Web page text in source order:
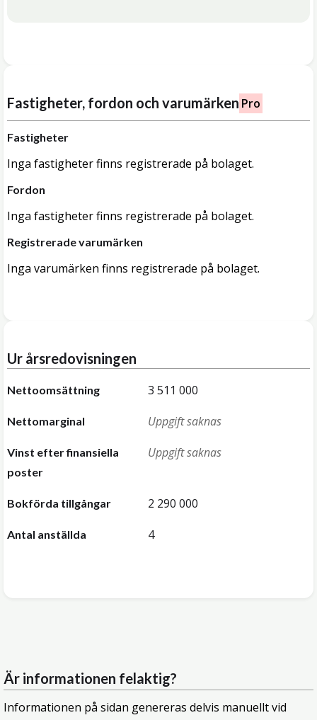
Fastigheter, fordon och varumärken Pro
Fastigheter
Inga fastigheter finns registrerade på bolaget.
Fordon
Inga fastigheter finns registrerade på bolaget.
Registrerade varumärken
Inga varumärken finns registrerade på bolaget.
Ur årsredovisningen
Nettoomsättning 3 511 000
Nettomarginal Uppgift saknas
Vinst efter finansiella
poster
Uppgift saknas
Bokförda tillgångar 2 290 000
Antal anställda 4
Är informationen felaktig?
Informationen på sidan genereras delvis manuellt vid